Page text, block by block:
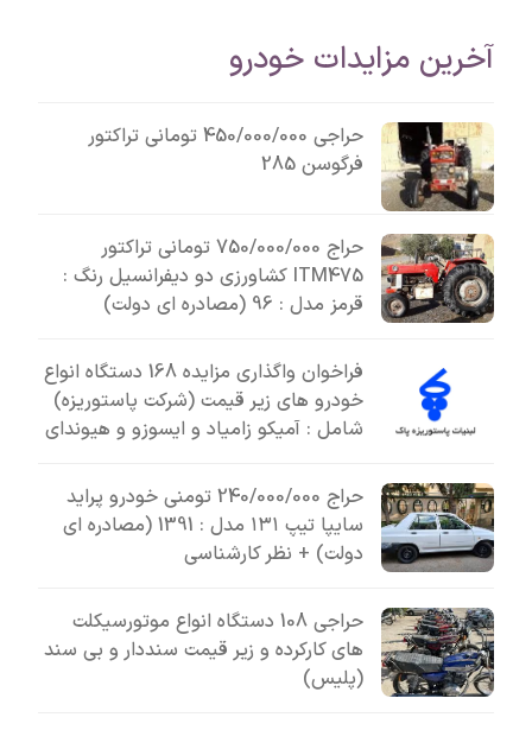
آخرین مزایدات خودرو
حراجی 450/000/000 تومانی تراکتور
فرگوسن 285
حراج 750/000/000 تومانی تراکتور
ITM475 کشاورزی دو دیفرانسیل رنگ :
قرمز مدل : 96 (مصادره ای دولت)
فراخوان واگذاری مزایده 168 دستگاه انواع
خودرو های زیر قیمت (شرکت پاستوریزه)
شامل : آمیکو زامیاد و ایسوزو و هیوندای
حراج 240/000/000 تومنی خودرو پراید
سایپا تیپ ۱۳۱ مدل : 1391 (مصادره ای
دولت) + نظر کارشناسی
حراجی 108 دستگاه انواع موتورسیکلت
های کارکرده و زیر قیمت سنددار و بی سند
(پلیس)